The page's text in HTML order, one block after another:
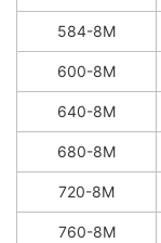
584-8M
600-8M
640-8M
680-8M
720-8M
760-8M